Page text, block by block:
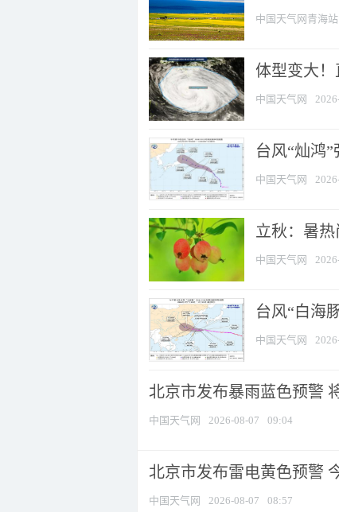
中国天气网青海站
体型变大！
中国天气网
台风“灿鸿
中国天气网
立秋：暑
中国天气网
台风“白海
中国天气网
北京市发布暴雨蓝色预警
中国天气网 2026-08-07 09:04
北京市发布雷电黄色预警
中国天气网 2026-08-07 08:57